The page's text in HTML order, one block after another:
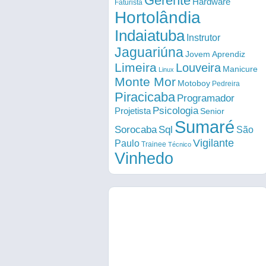
Faturista
Hortolândia
Indaiatuba Instrutor
Jaguariúna Jovem Aprendiz
Limeira Linux Louveira Manicure
Monte Mor Motoboy Pedreira
Piracicaba Programador
Projetista PsicologiaSenior
Sorocaba Sql Sumaré São
Paulo Trainee Técnico Vigilante
Vinhedo